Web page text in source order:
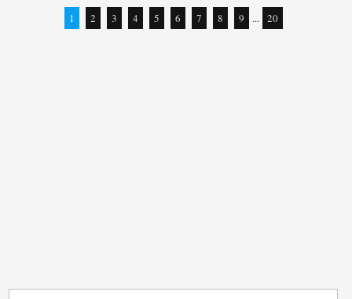
1 2 3 4 5 6 7 8 9 ... 20